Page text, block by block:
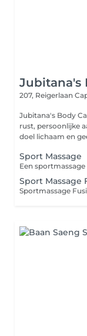
Jubitana's
207, Reigerlaan
Jubitana's Body
rust, persoonlijke
doel lichaam en
Sport Massage
Sport Massage